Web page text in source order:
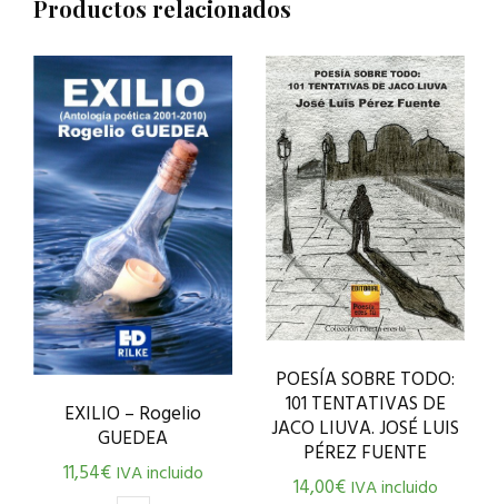
Productos relacionados
EXILIO – Rogelio
GUEDEA
11,54€ IVA incluido
POESÍA SOBRE TODO:
101 TENTATIVAS DE
JACO LIUVA. JOSÉ LUIS
PÉREZ FUENTE
14,00€ IVA incluido